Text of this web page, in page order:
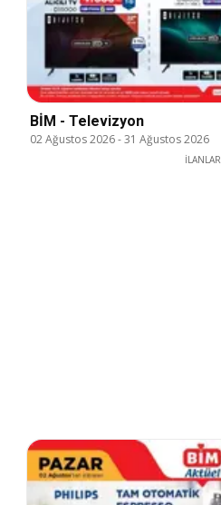
BİM - Televizyon
02 Ağustos 2026-31 Ağustos 2026
İLANLAR